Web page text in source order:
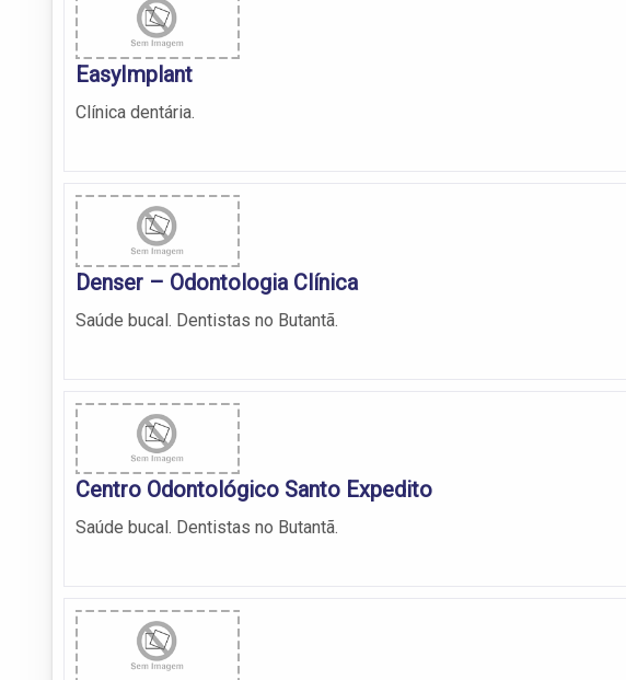
EasyImplant
Clínica dentária.
Denser – Odontologia Clínica
Saúde bucal. Dentistas no Butantã.
Centro Odontológico Santo Expedito
Saúde bucal. Dentistas no Butantã.